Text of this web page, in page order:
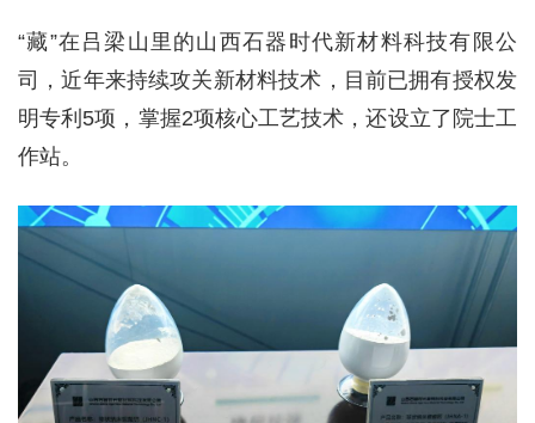
“藏”在吕梁山里的山西石器时代新材料科技有限公
司，近年来持续攻关新材料技术，目前已拥有授权发
明专利5项，掌握2项核心工艺技术，还设立了院士工
作站。